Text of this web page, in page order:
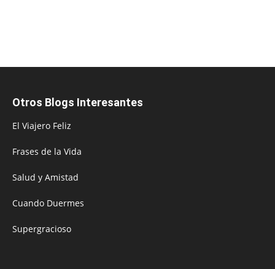
Otros Blogs Interesantes
El Viajero Feliz
Frases de la Vida
Salud y Amistad
Cuando Duermes
Supergracioso